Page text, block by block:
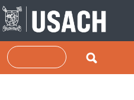
Pasar al contenido principal
Buscar